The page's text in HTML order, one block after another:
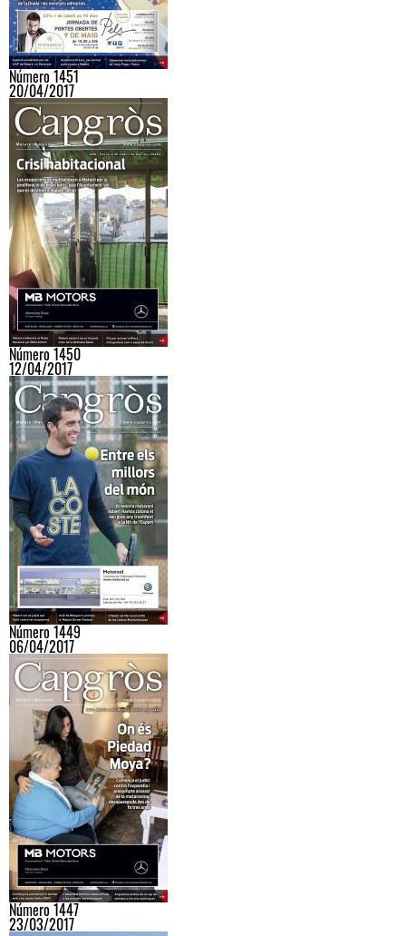
Número 1451
20/04/2017
Número 1450
12/04/2017
Número 1449
06/04/2017
Número 1447
23/03/2017